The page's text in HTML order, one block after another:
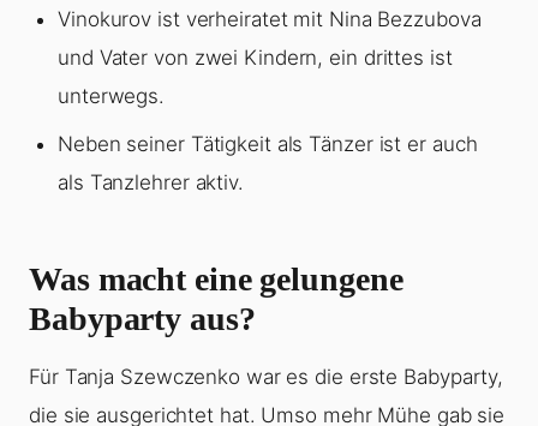
Vinokurov ist verheiratet mit Nina Bezzubova
und Vater von zwei Kindern, ein drittes ist
unterwegs.
Neben seiner Tätigkeit als Tänzer ist er auch
als Tanzlehrer aktiv.
Was macht eine gelungene
Babyparty aus?
Für Tanja Szewczenko war es die erste Babyparty,
die sie ausgerichtet hat. Umso mehr Mühe gab sie